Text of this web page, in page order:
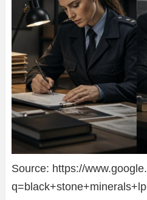
Source: https://